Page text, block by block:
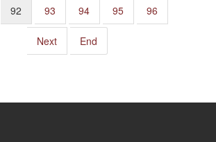
92 93 94 95 96
Next End